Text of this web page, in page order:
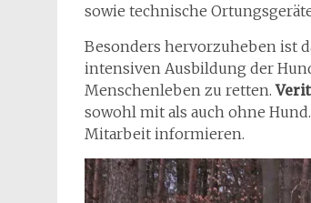
sowie technische
Besonders hervorzuheben ist
intensiven Ausbildung der
Menschenleben zu retten.
sowohl mit als auch ohne
Mitarbeit informieren.